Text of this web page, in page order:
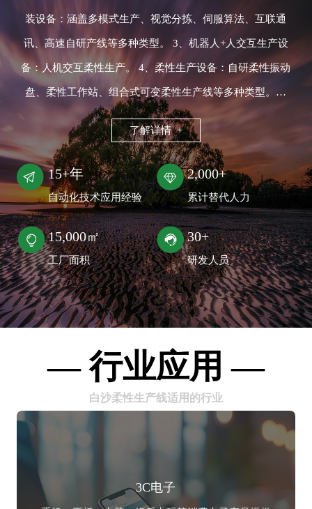
装设备：涵盖多模式生产、视觉分拣、伺服算法、互联通
讯、高速自研产线等多种类型。 3、机器人+人交互生产设
备：人机交互柔性生产。 4、柔性生产设备：自研柔性振动
盘、柔性工作站、组合式可变柔性生产线等多种类型。…
了解详情 +
15+年
自动化技术应用经验
2,000+
累计替代人力
15,000㎡
工厂面积
30+
研发人员
— 行业应用 —
白沙柔性生产线适用的行业
3C电子